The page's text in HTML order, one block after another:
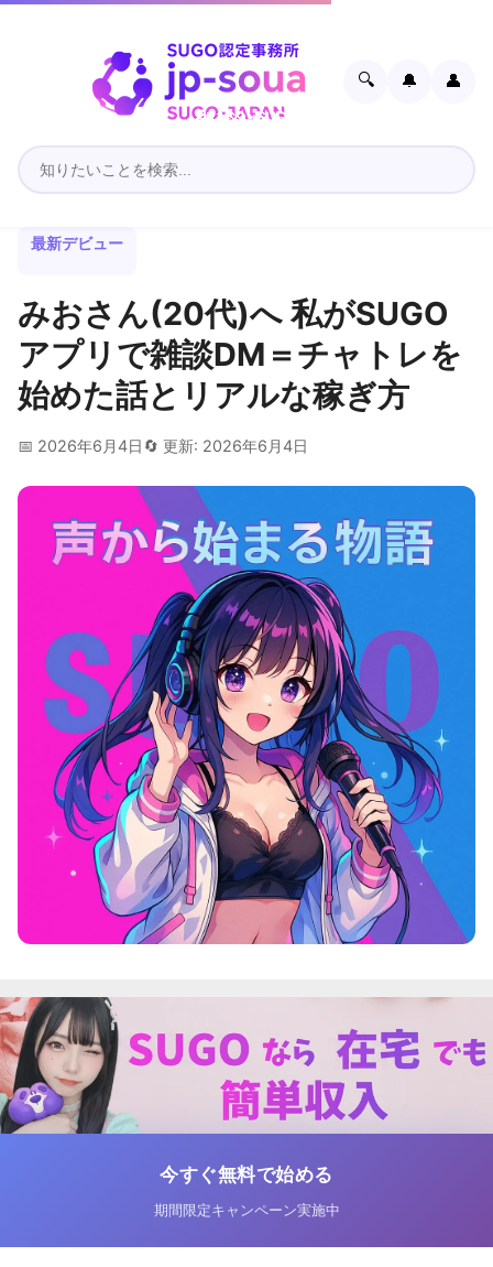
🔍 🔔 👤
最新デビュー
みおさん(20代)へ 私がSUGO
アプリで雑談DM＝チャトレを
始めた話とリアルな稼ぎ方
📅 2026年6月4日 🔄 更新: 2026年6月4日
今すぐ無料で始める
期間限定キャンペーン実施中